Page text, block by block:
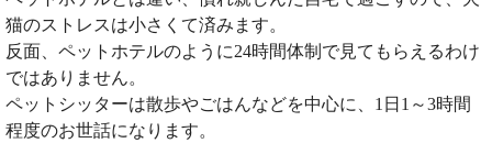
猫のストレスは小さくて済みます。
反面、ペットホテルのように24時間体制で見てもらえるわけ
ではありません。
ペットシッターは散歩やごはんなどを中心に、1日1～3時間
程度のお世話になります。